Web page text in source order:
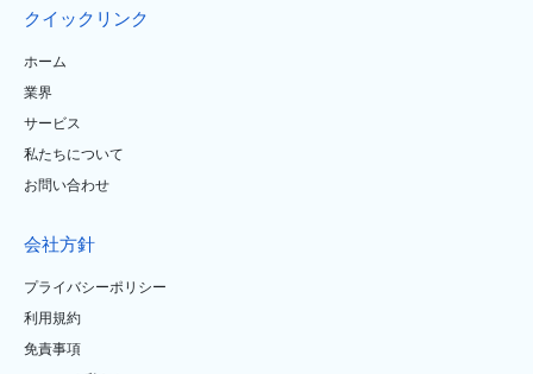
クイックリンク
ホーム
業界
サービス
私たちについて
お問い合わせ
会社方針
プライバシーポリシー
利用規約
免責事項